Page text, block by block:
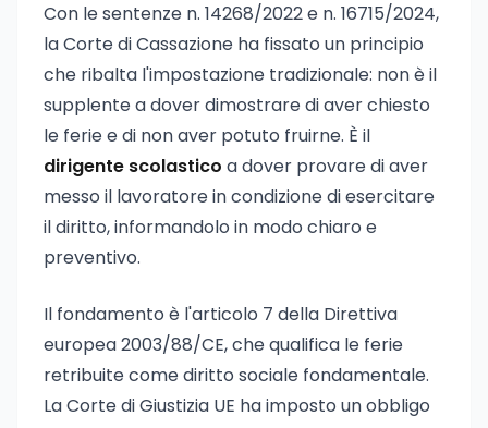
Con le sentenze n. 14268/2022 e n. 16715/2024,
la Corte di Cassazione ha fissato un principio
che ribalta l'impostazione tradizionale: non è il
supplente a dover dimostrare di aver chiesto
le ferie e di non aver potuto fruirne. È il
dirigente scolastico a dover provare di aver
messo il lavoratore in condizione di esercitare
il diritto, informandolo in modo chiaro e
preventivo.
Il fondamento è l'articolo 7 della Direttiva
europea 2003/88/CE, che qualifica le ferie
retribuite come diritto sociale fondamentale.
La Corte di Giustizia UE ha imposto un obbligo